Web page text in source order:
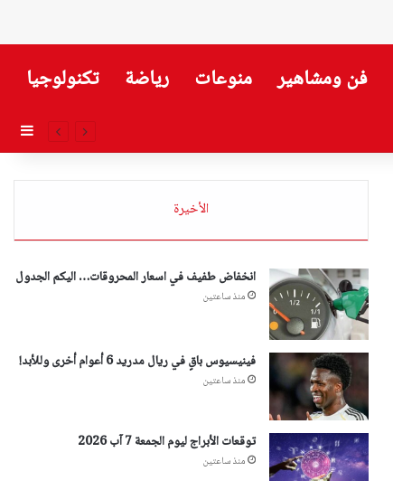
فن ومشاهير منوعات رياضة تكنولوجيا
الأخيرة
انخفاض طفيف في اسعار المحروقات… اليكم الجدول
منذ ساعتين
فينيسيوس باقٍ في ريال مدريد 6 أعوام أخرى وللأبد!
منذ ساعتين
توقعات الأبراج ليوم الجمعة 7 آب 2026
منذ ساعتين